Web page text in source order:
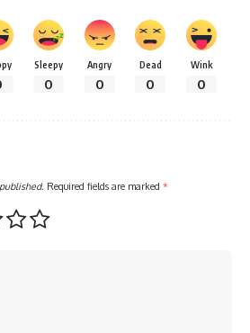
Sleepy
0
Angry
0
Dead
0
Wink
0
Required fields are marked *